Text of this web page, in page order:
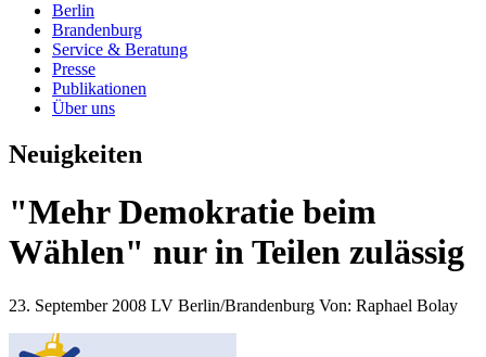
Berlin
Brandenburg
Service & Beratung
Presse
Publikationen
Über uns
Neuigkeiten
"Mehr Demokratie beim
Wählen" nur in Teilen zulässig
23. September 2008 LV Berlin/Brandenburg Von: Raphael Bolay